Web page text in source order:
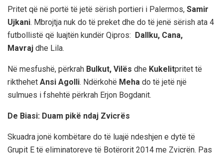
Pritet që në portë të jetë sërish portieri i Palermos, Samir
Ujkani. Mbrojtja nuk do të preket dhe do të jenë sërish ata 4
futbollistë që luajtën kundër Qipros: Dallku, Cana,
Mavraj dhe Lila.
Në mesfushë, përkrah Bulkut, Vilës dhe Kukelitpritet të
rikthehet Ansi Agolli. Ndërkohë Meha do të jetë një
sulmues i fshehtë përkrah Erjon Bogdanit.
De Biasi: Duam pikë ndaj Zvicrës
Skuadra jonë kombëtare do të luajë ndeshjen e dytë të
Grupit E të eliminatoreve të Botërorit 2014 me Zvicrën. Pas